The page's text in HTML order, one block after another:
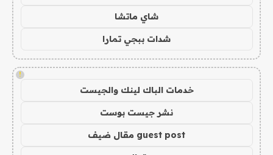
شاي ماتشا
شدات ببجي تمارا
!
خدمات الباك لينك والجيست
نشر جيست بوست
guest post مقال ضيف